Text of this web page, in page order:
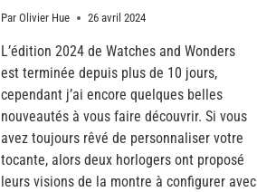
Par Olivier Hue 26 avril 2024
L’édition 2024 de Watches and Wonders
est terminée depuis plus de 10 jours,
cependant j’ai encore quelques belles
nouveautés à vous faire découvrir. Si vous
avez toujours rêvé de personnaliser votre
tocante, alors deux horlogers ont proposé
leurs visions de la montre à configurer avec